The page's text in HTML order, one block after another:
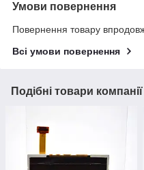
Умови повернення
Повернення товару
Всі умови повернення
Подібні товари компанії